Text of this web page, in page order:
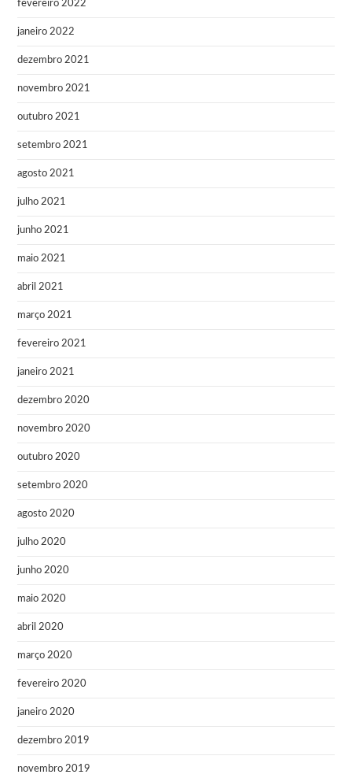
fevereiro 2022
janeiro 2022
dezembro 2021
novembro 2021
outubro 2021
setembro 2021
agosto 2021
julho 2021
junho 2021
maio 2021
abril 2021
março 2021
fevereiro 2021
janeiro 2021
dezembro 2020
novembro 2020
outubro 2020
setembro 2020
agosto 2020
julho 2020
junho 2020
maio 2020
abril 2020
março 2020
fevereiro 2020
janeiro 2020
dezembro 2019
novembro 2019